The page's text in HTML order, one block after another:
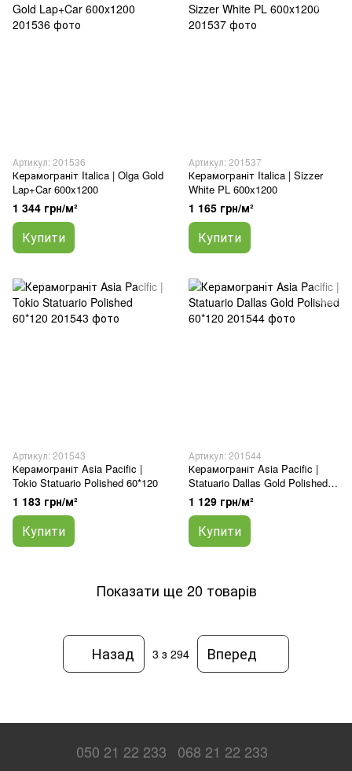
Артикул: 201536
Керамограніт Italica | Olga Gold
Lap+Car 600x1200
1 344 грн/м²
Купити
Артикул: 201537
Керамограніт Italica | Sizzer
White PL 600x1200
1 165 грн/м²
Купити
Артикул: 201543
Керамограніт Asia Pacific |
Tokio Statuario Polished 60*120
1 183 грн/м²
Купити
Артикул: 201544
Керамограніт Asia Pacific |
Statuario Dallas Gold Polished
60*120
1 129 грн/м²
Купити
Показати ще 20 товарів
Назад 3 з 294 Вперед
050 21 22 233 068 21 22 233